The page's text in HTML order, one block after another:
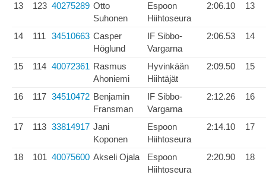
13 123 40275289 Otto
Suhonen
Espoon
Hiihtoseura
2:06.10 13
14 111 34510663 Casper
Höglund
IF Sibbo-
Vargarna
2:06.53 14
15 114 40072361 Rasmus
Ahoniemi
Hyvinkään
Hiihtäjät
2:09.50 15
16 117 34510472 Benjamin
Fransman
IF Sibbo-
Vargarna
2:12.26 16
17 113 33814917 Jani
Koponen
Espoon
Hiihtoseura
2:14.10 17
18 101 40075600 Akseli Ojala
Espoon
Hiihtoseura
2:20.90 18